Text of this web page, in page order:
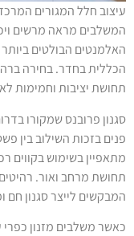
חלל המגורים
מראה מרשים
הבולטים ביותר
בחדר. בחירה
יציבות וחמימות
פרובנס שמקורו
בזכות השילוב בין
בשימוש בקווים
מרחב ואור. רהיטים
לייצר סגנון חם
משלבים מזנון כפרי